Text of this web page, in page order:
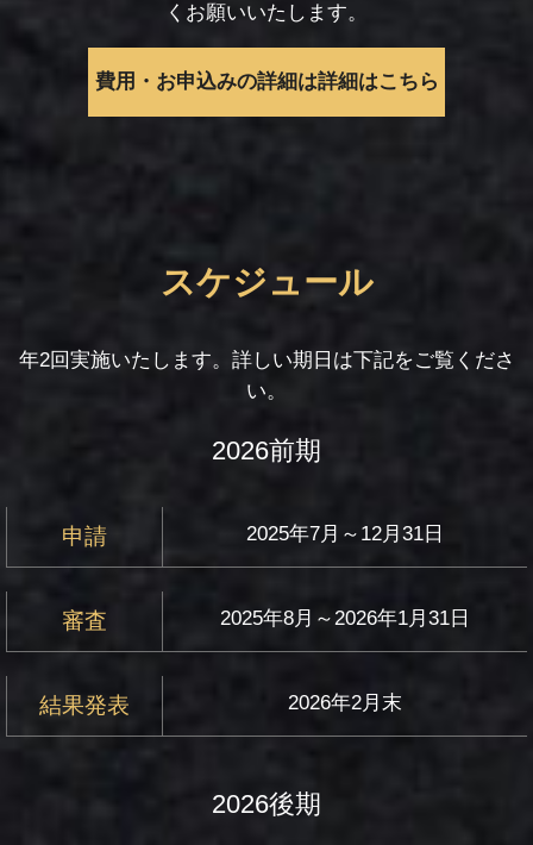
くお願いいたします。
費用・お申込みの詳細は詳細はこちら
スケジュール
年2回実施いたします。詳しい期日は下記をご覧くださ
い。
2026前期
申請 2025年7月～12月31日
審査 2025年8月～2026年1月31日
結果発表 2026年2月末
2026後期